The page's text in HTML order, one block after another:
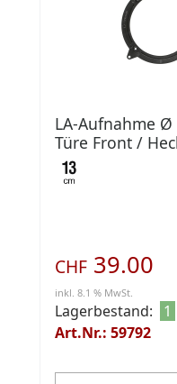
LA-Aufnahme Ø
Türe Front /
CHF 39.00
inkl. 8.1 % MwSt.
Lagerbestand:
1
Art.Nr.: 59792